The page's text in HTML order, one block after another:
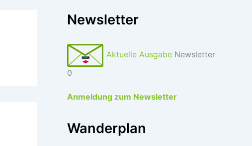
Newsletter
Aktuelle Ausgabe Newsletter
0
Anmeldung zum Newsletter
Wanderplan